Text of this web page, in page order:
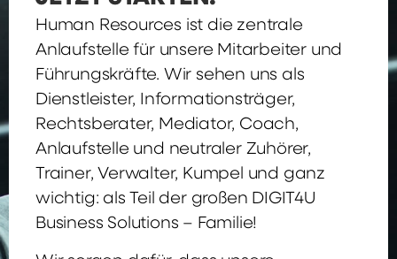
Human Resources ist die zentrale
Anlaufstelle für unsere Mitarbeiter und
Führungskräfte. Wir sehen uns als
Dienstleister, Informationsträger,
Rechtsberater, Mediator, Coach,
Anlaufstelle und neutraler Zuhörer,
Trainer, Verwalter, Kumpel und ganz
wichtig: als Teil der großen DIGIT4U
Business Solutions – Familie!